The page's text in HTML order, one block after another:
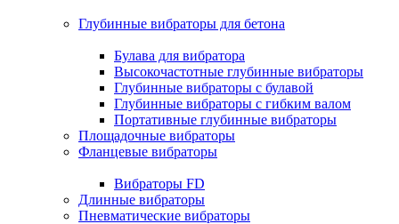
Глубинные вибраторы для бетона
Булава для вибратора
Высокочастотные глубинные вибраторы
Глубинные вибраторы с булавой
Глубинные вибраторы с гибким валом
Портативные глубинные вибраторы
Площадочные вибраторы
Фланцевые вибраторы
Вибраторы FD
Длинные вибраторы
Пневматические вибраторы